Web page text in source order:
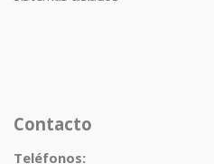
Contacto
Teléfonos: